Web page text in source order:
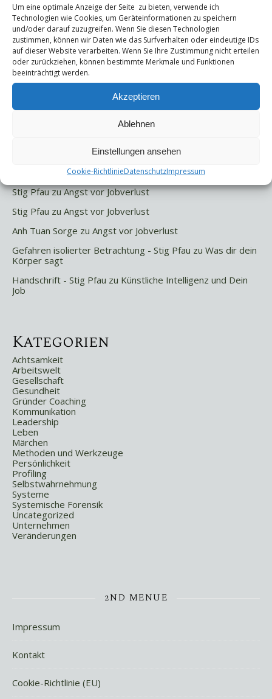
Um eine optimale Anzeige der Seite zu bieten, verwende ich
Technologien wie Cookies, um Geräteinformationen zu speichern
und/oder darauf zuzugreifen. Wenn Sie diesen Technologien
zustimmen, können wir Daten wie das Surfverhalten oder eindeutige IDs
auf dieser Website verarbeiten. Wenn Sie Ihre Zustimmung nicht erteilen
oder zurückziehen, können bestimmte Merkmale und Funktionen
beeinträchtigt werden.
Akzeptieren
Ablehnen
Einstellungen ansehen
Cookie-RichtlinieDatenschutzImpressum
Suchen
Suchen
Letzte Beiträge
Die Mentale Sicherheitsarchitektur
Trigger und Glimmer
Letzte Kommentare
Stig PfauzuAngst vor Jobverlust
Stig Pfau zu Angst vor Jobverlust
Anh Tuan Sorge zu Angst vor Jobverlust
Gefahren isolierter Betrachtung - Stig Pfau zu Was dir dein
Körper sagt
Handschrift - Stig Pfau zu Künstliche Intelligenz und Dein
Job
Kategorien
Achtsamkeit
Arbeitswelt
Gesellschaft
Gesundheit
Gründer Coaching
Kommunikation
Leadership
Leben
Märchen
Methoden und Werkzeuge
Persönlichkeit
Profiling
Selbstwahrnehmung
Systeme
Systemische Forensik
Uncategorized
Unternehmen
Veränderungen
2ND MENUE
Impressum
Kontakt
Cookie-Richtlinie (EU)